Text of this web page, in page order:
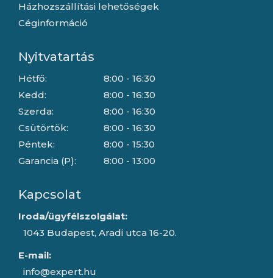
Házhozszállítási lehetőségek
Céginformáció
Nyitvatartás
Hétfő:
Kedd:
Szerda:
Csütörtök:
Péntek:
Garancia (P):
8:00 - 16:30
8:00 - 16:30
8:00 - 16:30
8:00 - 16:30
8:00 - 15:30
8:00 - 13:00
Kapcsolat
Iroda/ügyfélszolgálat:
1043 Budapest, Aradi utca 16-20.
E-mail:
info@expert.hu